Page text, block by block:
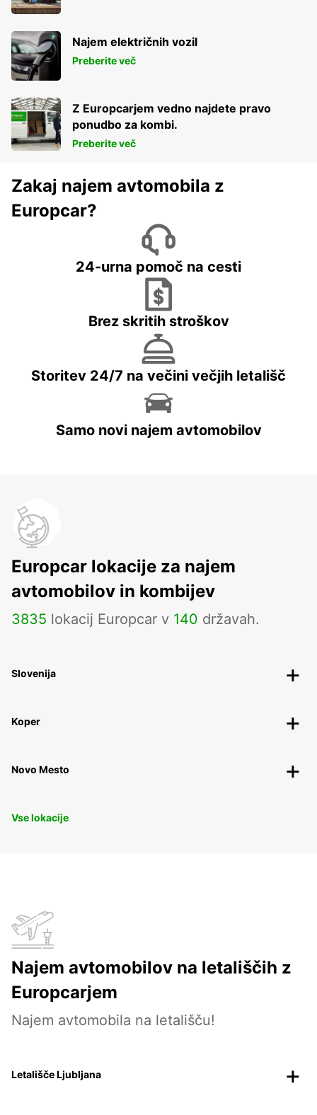
Najem električnih vozil
Preberite več
Z Europcarjem vedno najdete pravo
ponudbo za kombi.
Preberite več
Zakaj najem avtomobila z
Europcar?
24-urna pomoč na cesti
Brez skritih stroškov
Storitev 24/7 na večini večjih letališč
Samo novi najem avtomobilov
Europcar lokacije za najem
avtomobilov in kombijev
3835 lokacij Europcar v 140 državah.
Slovenija
Koper
Novo Mesto
Vse lokacije
Najem avtomobilov na letališčih z
Europcarjem
Najem avtomobila na letališču!
Letališče Ljubljana